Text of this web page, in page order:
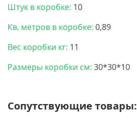
Штук в коробке: 10
Кв. метров в коробке: 0,89
Вес коробки кг: 11
Размеры коробки см: 30*30*10
Сопутствующие товары: